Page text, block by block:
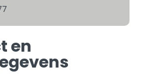
en
en kipverwerkende